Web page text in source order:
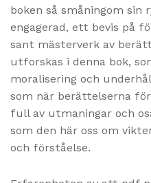
boken så småningom sin
engagerad, ett bevis på
sant mästerverk av
utforskas i denna bok,
moralisering och
som när berättelserna
full av utmaningar och
som den här oss om
och förståelse.